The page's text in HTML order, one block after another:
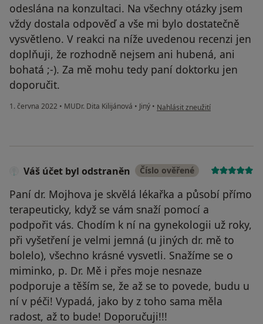
odeslána na konzultaci. Na všechny otázky jsem
vždy dostala odpověď a vše mi bylo dostatečně
vysvětleno. V reakci na níže uvedenou recenzi jen
doplňuji, že rozhodně nejsem ani hubená, ani
bohatá ;-). Za mě mohu tedy paní doktorku jen
doporučit.
1. června 2022 • MUDr. Dita Kilijánová • Jiný • podle názoru uživatele Veronika
Nahlásit zneužití
Váš účet byl odstraněn Číslo ověřené
Paní dr. Mojhova je skvělá lékařka a působí přímo
terapeuticky, když se vám snaží pomocí a
podpořit vás. Chodím k ní na gynekologii už roky,
při vyšetření je velmi jemná (u jiných dr. mě to
bolelo), všechno krásné vysvetli. Snažíme se o
miminko, p. Dr. Mě i přes moje nesnaze
podporuje a těším se, že až se to povede, budu u
ní v péči! Vypadá, jako by z toho sama měla
radost, až to bude! Doporučuji!!!